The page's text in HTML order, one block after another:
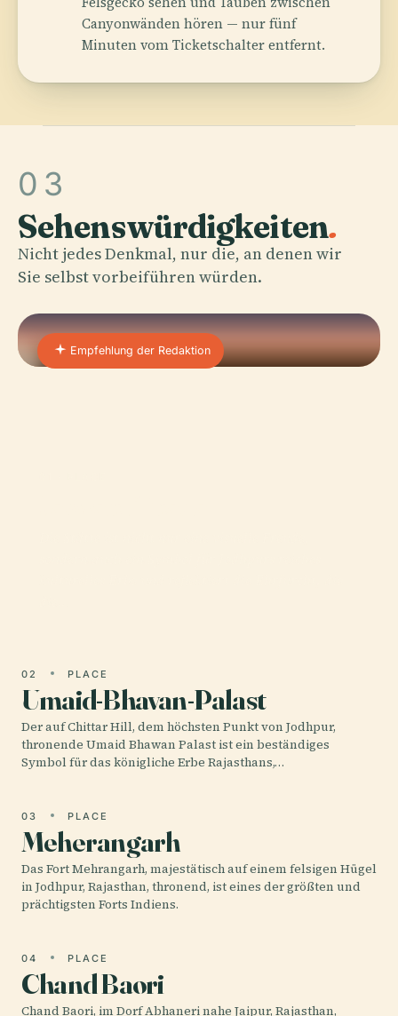
Canyonwänden hören — nur fünf
Minuten vom Ticketschalter entfernt.
03
Sehenswürdigkeiten.
Nicht jedes Denkmal, nur die, an denen wir
Sie selbst vorbeiführen würden.
Empfehlung der Redaktion
02 PLACE
Umaid-Bhavan-Palast
Der auf Chittar Hill, dem höchsten Punkt von Jodhpur,
thronende Umaid Bhawan Palast ist ein beständiges
Symbol für das königliche Erbe Rajasthans,…
03 PLACE
Meherangarh
Das Fort Mehrangarh, majestätisch auf einem felsigen Hügel
in Jodhpur, Rajasthan, thronend, ist eines der größten und
prächtigsten Forts Indiens.
04 PLACE
Chand Baori
Chand Baori, im Dorf Abhaneri nahe Jaipur, Rajasthan,